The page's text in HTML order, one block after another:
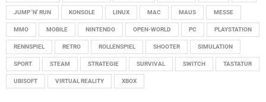
JUMP 'N' RUN KONSOLE LINUX MAC MAUS MESSE
MMO MOBILE NINTENDO OPEN-WORLD PC PLAYSTATION
RENNSPIEL RETRO ROLLENSPIEL SHOOTER SIMULATION
SPORT STEAM STRATEGIE SURVIVAL SWITCH TASTATUR
UBISOFT VIRTUAL REALITY XBOX